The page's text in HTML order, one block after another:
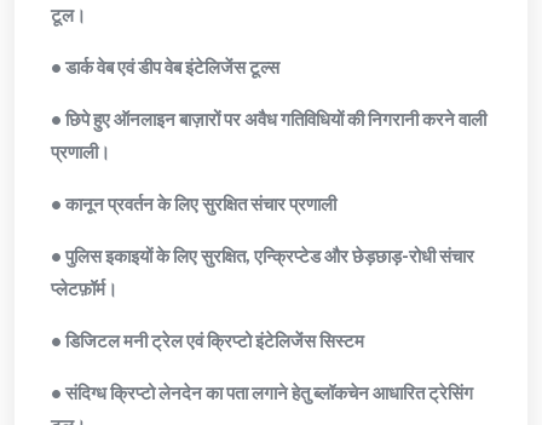
टूल।
• डार्क वेब एवं डीप वेब इंटेलिजेंस टूल्स
• छिपे हुए ऑनलाइन बाज़ारों पर अवैध गतिविधियों की निगरानी करने वाली
प्रणाली।
• कानून प्रवर्तन के लिए सुरक्षित संचार प्रणाली
• पुलिस इकाइयों के लिए सुरक्षित, एन्क्रिप्टेड और छेड़छाड़-रोधी संचार
प्लेटफ़ॉर्म।
• डिजिटल मनी ट्रेल एवं क्रिप्टो इंटेलिजेंस सिस्टम
• संदिग्ध क्रिप्टो लेनदेन का पता लगाने हेतु ब्लॉकचेन आधारित ट्रेसिंग